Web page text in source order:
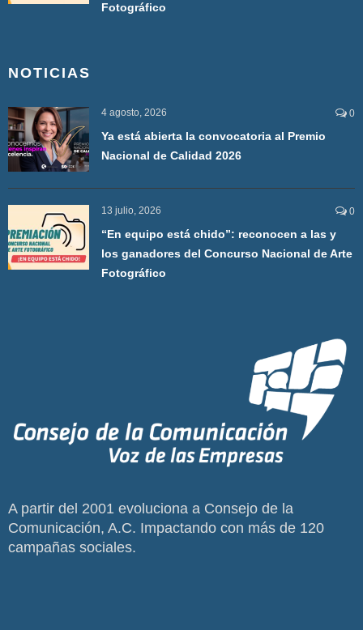
Fotográfico
NOTICIAS
4 agosto, 2026 0
Ya está abierta la convocatoria al Premio
Nacional de Calidad 2026
13 julio, 2026 0
“En equipo está chido”: reconocen a las y
los ganadores del Concurso Nacional de Arte
Fotográfico
A partir del 2001 evoluciona a Consejo de la
Comunicación, A.C. Impactando con más de 120
campañas sociales.